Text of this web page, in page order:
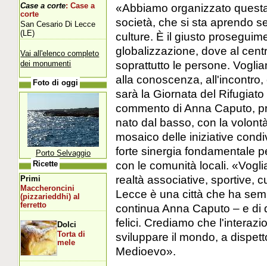
«Abbiamo organizzato
società, che si sta aprendo
culture. È il giusto
globalizzazione, dove al
soprattutto le persone.
alla conoscenza,
sarà la Giornata del
commento di Anna Caputo,
nato dal basso, con la
mosaico delle iniziative
forte sinergia fondamentale
con le comunità locali.
realtà associative, sportive,
Lecce è una città che ha
continua Anna Caputo – e di
felici. Crediamo che
sviluppare il mondo, a
Medioevo».
Case a corte: Case a
corte
San Cesario Di Lecce
(LE)
Vai all'elenco completo
dei monumenti
Foto di oggi
Porto Selvaggio
Ricette
Primi
Maccheroncini
(pizzarieddhi) al
ferretto
Dolci
Torta di
mele